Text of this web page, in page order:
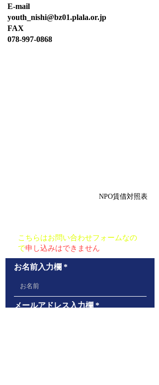
E-mail
youth_nishi@bz01.plala.or.jp
FAX
078-997-0868
NPO賃借対照表
こちらはお問い合わせフォームなの
で申し込みはできません
お名前入力欄
メールアドレス入力欄